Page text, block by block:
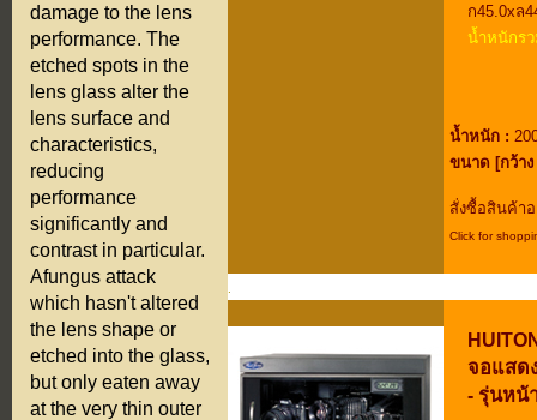
damage to the lens
performance. The
etched spots in the
lens glass alter the
lens surface and
characteristics,
reducing
performance
significantly and
contrast in particular.
Afungus attack
which hasn't altered
the lens shape or
etched into the glass,
but only eaten away
at the very thin outer
ก45.0xล
น้ำหนักร
น้ำหนัก :
ขนาด [กว้า
สั่งซื้อสินค้า
Click for
จอแสด
- รุ่นหน้